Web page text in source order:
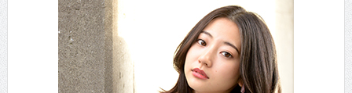
CINEMA×STYLE 287号
CINEMA×STYLE 286号
CINEMA×STYLE 285号